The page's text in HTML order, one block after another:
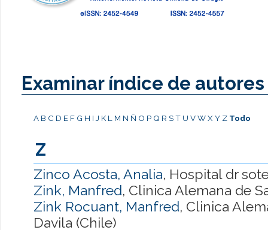
Examinar índice de autores
A B C D E F G H I J K L M N Ñ O P Q R ST U VWXY Z Todo
Z
Zinco Acosta, Analia, Hospital dr
Zink, Manfred, Clinica Alemana de
Zink Rocuant, Manfred, Clinica
Davila (Chile)